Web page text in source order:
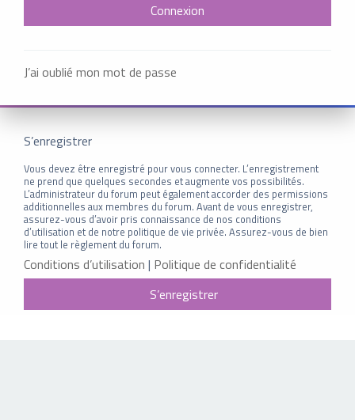
J’ai oublié mon mot de passe
S’enregistrer
Vous devez être enregistré pour vous connecter. L’enregistrement
ne prend que quelques secondes et augmente vos possibilités.
L’administrateur du forum peut également accorder des permissions
additionnelles aux membres du forum. Avant de vous enregistrer,
assurez-vous d’avoir pris connaissance de nos conditions
d’utilisation et de notre politique de vie privée. Assurez-vous de bien
lire tout le règlement du forum.
Conditions d’utilisation | Politique de confidentialité
S’enregistrer